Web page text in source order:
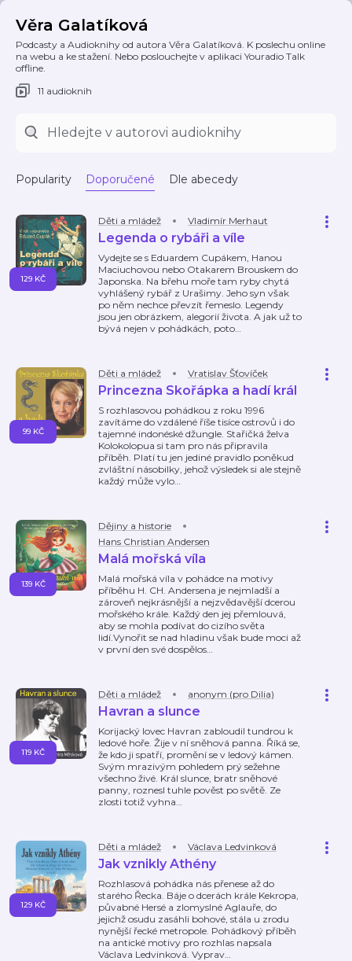
Věra Galatíková
Podcasty a Audioknihy od autora Věra Galatíková. K poslechu online
na webu a ke stažení. Nebo poslouchejte v aplikaci Youradio Talk
offline.
11 audioknih
Popularity Doporučené Dle abecedy
Děti a mládež Vladimír Merhaut
Legenda o rybáři a víle
Vydejte se s Eduardem Cupákem, Hanou
Maciuchovou nebo Otakarem Brouskem do
Japonska. Na břehu moře tam ryby chytá
vyhlášený rybář z Urašimy. Jeho syn však
po něm nechce převzít řemeslo. Legendy
jsou jen obrázkem, alegorií života. A jak už to
bývá nejen v pohádkách, poto…
129 KČ
Děti a mládež Vratislav Šťovíček
Princezna Skořápka a hadí král
S rozhlasovou pohádkou z roku 1996
zavítáme do vzdálené říše tisíce ostrovů i do
tajemné indonéské džungle. Stařičká želva
Kolokolopua si tam pro nás připravila
příběh. Platí tu jen jediné pravidlo poněkud
zvláštní násobilky, jehož výsledek si ale stejně
každý může vylo…
99 KČ
Dějiny a historie
Hans Christian Andersen
Malá mořská víla
Malá mořská víla v pohádce na motivy
příběhu H. CH. Andersena je nejmladší a
zároveň nejkrásnější a nejzvědavější dcerou
mořského krále. Každý den jej přemlouvá,
aby se mohla podívat do cizího světa
lidí.Vynořit se nad hladinu však bude moci až
v první den své dospělos…
139 KČ
Děti a mládež anonym (pro Dilia)
Havran a slunce
Korijacký lovec Havran zabloudil tundrou k
ledové hoře. Žije v ní sněhová panna. Říká se,
že kdo ji spatří, promění se v ledový kámen.
Svým mrazivým pohledem prý sežehne
všechno živé. Král slunce, bratr sněhové
panny, roznesl tuhle pověst po světě. Ze
zlosti totiž vyhna…
119 KČ
Děti a mládež Václava Ledvinková
Jak vznikly Athény
Rozhlasová pohádka nás přenese až do
starého Řecka. Báje o dcerách krále Kekropa,
půvabné Hersé a zlomyslné Aglauře, do
jejichž osudu zasáhli bohové, stála u zrodu
nynější řecké metropole. Pohádkový příběh
na antické motivy pro rozhlas napsala
Václava Ledvinková. Vyprav…
129 KČ